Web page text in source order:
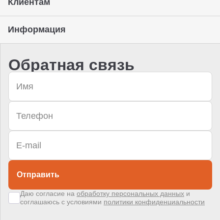
Клиентам
Информация
Обратная связь
Отправить
Даю согласие на обработку персональных данных и
соглашаюсь с условиями политики конфиденциальности